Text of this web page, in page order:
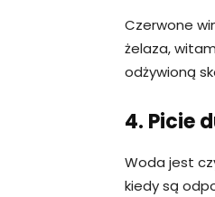
Czerwone
żelaza,
odżywioną
4. Picie
Woda jest
kiedy są